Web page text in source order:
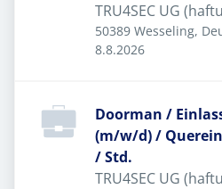
TRU4SEC UG
50389 Wesseling,
Veröffentlicht
8.8.2026
Doorman /
(m/w/d) /
/ Std.
TRU4SEC UG